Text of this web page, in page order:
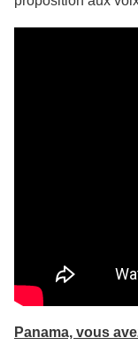
Panama, vous